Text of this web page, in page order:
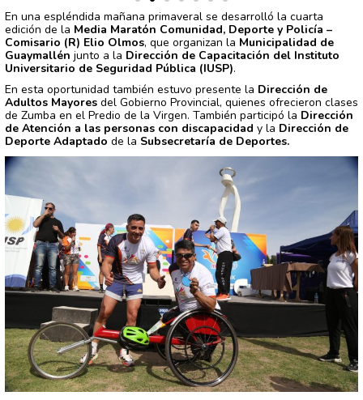
En una espléndida mañana primaveral se desarrolló la cuarta
edición de la Media Maratón Comunidad, Deporte y Policía –
Comisario (R) Elio Olmos, que organizan la Municipalidad de
Guaymallén junto a la Dirección de Capacitación del Instituto
Universitario de Seguridad Pública (IUSP).
En esta oportunidad también estuvo presente la Dirección de
Adultos Mayores del Gobierno Provincial, quienes ofrecieron clases
de Zumba en el Predio de la Virgen. También participó la Dirección
de Atención a las personas con discapacidad y la Dirección de
Deporte Adaptado de la Subsecretaría de Deportes.